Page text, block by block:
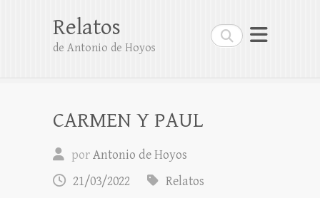
Buscar
Relatos
de Antonio de Hoyos
CARMEN Y PAUL
porAntonio de Hoyos
21/03/2022
Relatos